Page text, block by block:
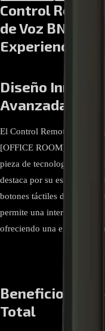
Control
de Voz BN59-
Experiencia
Diseño
Avanzada
El Control Remoto
[OFFICE ROOM] [E3],
pieza de tecnología
destaca por su estética
botones táctiles de fácil
permite una interacción
ofreciendo una experiencia
Beneficios
Total